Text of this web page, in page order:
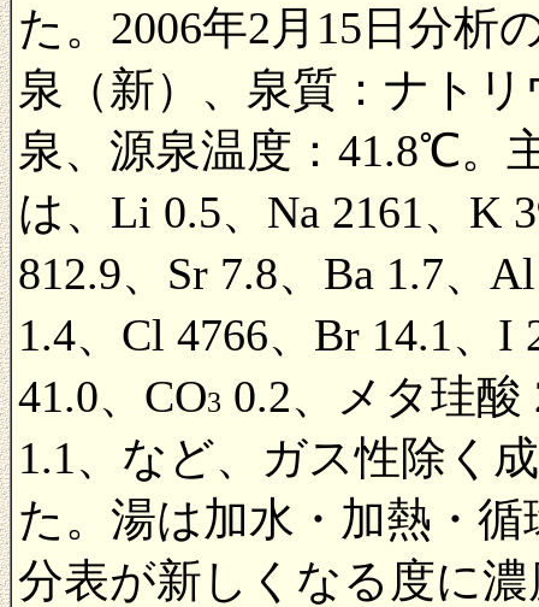
た。 2006年2月15日分析
泉（新）、泉質：ナト
泉、源泉温度：41.8℃。
は、Li 0.5、Na 2161、K
812.9、Sr 7.8、Ba 1.7、
1.4、Cl 4766、Br 14.1、I
41.0、CO3 0.2、メタ珪酸
1.1、など、ガス性除く
た。湯は加水・加熱・
分表が新しくなる度に